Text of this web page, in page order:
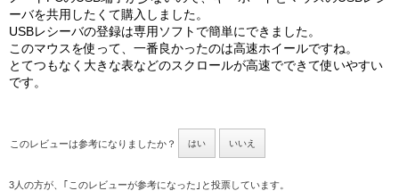
ーバを共用したくて購入しました。
USBレシーバの登録は専用ソフトで簡単にできました。
このマウスを使って、一番良かったのは高速ホイールですね。
とてつもなく大きな表などのスクロールが高速でできて使いやすい
です。
このレビューは参考になりましたか？ はい いいえ
3人の方が、｢このレビューが参考になった｣と投票しています。